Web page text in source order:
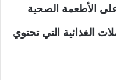
الأطعمة الصحية
الغذائية التي تحتوي